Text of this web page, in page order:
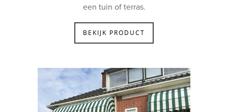
een tuin of terras.
BEKIJK PRODUCT